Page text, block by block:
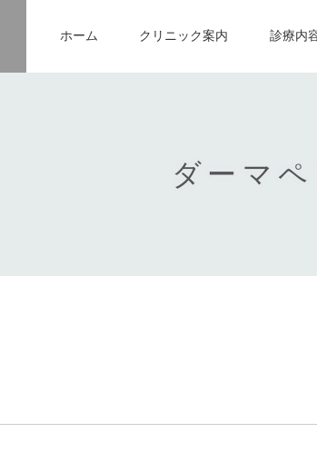
ホーム クリニック案内 診療内
ダーマペ